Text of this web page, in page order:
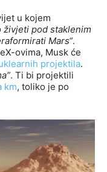
u kojem
živjeti pod staklenim
Mars“.
ovima, Musk će
projektila.
. Ti bi projektili
km, toliko je po